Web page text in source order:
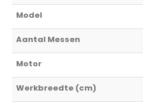
Model
Aantal Messen
Motor
Werkbreedte (cm)